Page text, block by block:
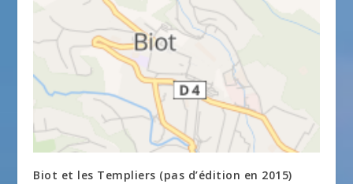
Biot et les Templiers (pas d’édition en 2015)